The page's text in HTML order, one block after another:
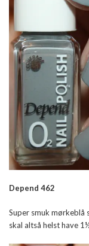
Depend 462
Super smuk mørkeblå
skal altså helst have